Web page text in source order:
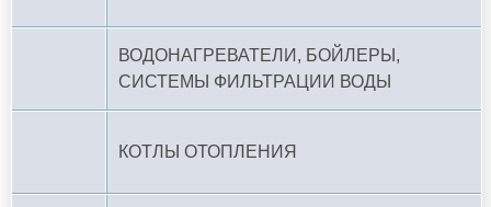
ВОДОНАГРЕВАТЕЛИ, БОЙЛЕРЫ,
СИСТЕМЫ ФИЛЬТРАЦИИ ВОДЫ
КОТЛЫ ОТОПЛЕНИЯ